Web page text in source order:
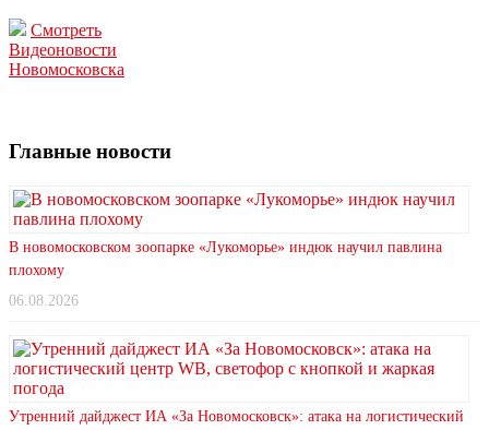
Смотреть
Видеоновости
Новомосковска
Главные новости
В новомосковском зоопарке «Лукоморье» индюк научил павлина
плохому
06.08.2026
Утренний дайджест ИА «За Новомосковск»: атака на логистический